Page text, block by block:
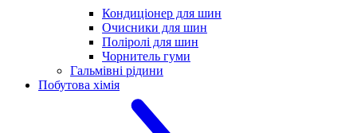
Кондиціонер для шин
Очисники для шин
Поліролі для шин
Чорнитель гуми
Гальмівні рідини
Побутова хімія